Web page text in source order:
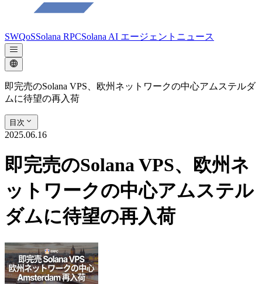
SWQoSSolana RPCSolana AI エージェント ニュース
即完売のSolana VPS、欧州ネットワークの中心アムステルダ
ムに待望の再入荷
目次
2025.06.16
即完売のSolana VPS、欧州ネ
ットワークの中心アムステル
ダムに待望の再入荷